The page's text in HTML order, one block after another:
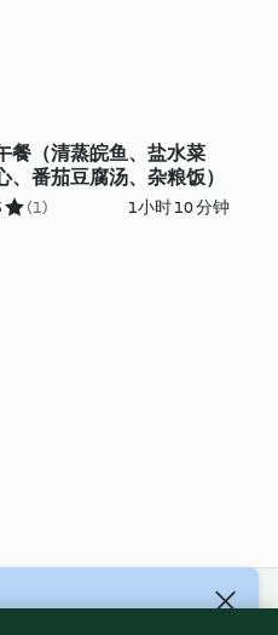
餐（清蒸皖鱼、盐水菜
、番茄豆腐汤、杂粮饭）
(1) 1小时 10 分钟
息科技(上海)有限公司 版权所有